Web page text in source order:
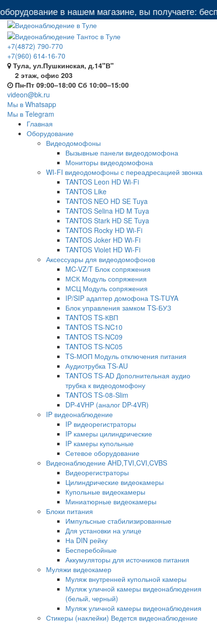
в нашем магазине, вы получаете:
+7(4872) 790-770
+7(960) 614-16-70
Тула, ул.Пушкинская, д.14"В"
2 этаж, офис 203
Пн-Пт 09:00–18:00 Сб 10:00–15:00
videon@bk.ru
Мы в Whatsapp
Мы в Telegram
Главная
Оборудование
Видеодомофоны
Вызывные панели видеодомофона
Мониторы видеодомофона
WI-FI видеодомофоны с переадресацией звонка
TANTOS Leon HD Wi-Fi
TANTOS Like
TANTOS NEO HD SE Tuya
TANTOS Selina HD M Tuya
TANTOS Stark HD SE Tuya
TANTOS Rocky HD Wi-Fi
TANTOS Joker HD Wi-Fi
TANTOS Violet HD Wi-Fi
Аксессуары для видеодомофонов
MC-VZ/T Блок сопряжения
МСК Модуль сопряжения
МСЦ Модуль сопряжения
IP/SIP адаптер домофона TS-TUYA
Блок управления замком TS-БУЗ
TANTOS TS-КВП
TANTOS TS-NC10
TANTOS TS-NC09
TANTOS TS-NC05
TS-МОП Модуль отключения питания
Аудиотрубка TS-AU
TANTOS TS-AD Дополнительная аудио
трубка к видеодомофону
TANTOS TS-08-Slim
DP-4VHP (аналог DP-4VR)
IP видеонаблюдение
IP видеорегистраторы
IP камеры цилиндрические
IP камеры купольные
Сетевое оборудование
Видеонаблюдение AHD,TVI,CVI,CVBS
Видеорегистраторы
Цилиндрические видеокамеры
Купольные видеокамеры
Миниатюрные видеокамеры
Блоки питания
Импульсные стабилизированные
Для установки на улице
На DIN рейку
Бесперебойные
Аккумуляторы для источников питания
Муляжи видеокамер
Муляж внутренней купольной камеры
Муляж уличной камеры видеонаблюдения
(белый, черный)
Муляж уличной камеры видеонаблюдения
Стикеры (наклейки) Ведется видеонаблюдение